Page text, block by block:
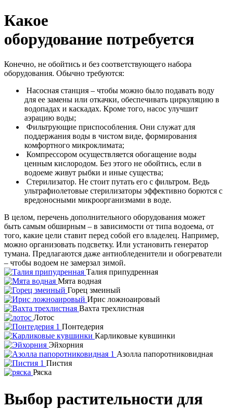
Какое
оборудование потребуется
Конечно, не обойтись и без соответствующего набора
оборудования. Обычно требуются:
Насосная станция – чтобы можно было подавать воду
для ее замены или откачки, обеспечивать циркуляцию в
водопадах и каскадах. Кроме того, насос улучшит
аэрацию воды;
Фильтрующие приспособления. Они служат для
поддержания воды в чистом виде, формирования
комфортного микроклимата;
Компрессором осуществляется обогащение воды
ценным кислородом. Без этого не обойтись, если в
водоеме живут рыбки и иные существа;
Стерилизатор. Не стоит путать его с фильтром. Ведь
ультрафиолетовые стерилизаторы эффективно борются с
вредоносными микроорганизмами в воде.
В целом, перечень дополнительного оборудования может
быть самым обширным – в зависимости от типа водоема, от
того, какие цели ставит перед собой его владелец. Например,
можно организовать подсветку. Или установить генератор
тумана. Предлагаются даже антиобледенители и обогреватели
– чтобы водоем не замерзал зимой.
Талия припудренная
Мята водная
Горец змеиный
Ирис ложноаировый
Вахта трехлистная
Лотос
Понтедерия
Карликовые кувшинки
Эйхорния
Азолла папоротниковидная
Пистия
Ряска
Выбор растительности для